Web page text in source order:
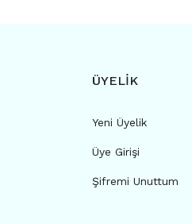
ÜYELİK
Yeni Üyelik
Üye Girişi
Şifremi Unuttum